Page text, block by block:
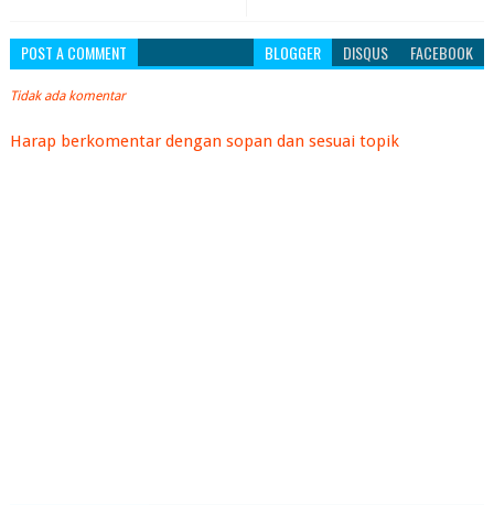
POST A COMMENT BLOGGER DISQUS FACEBOOK
Tidak ada komentar
Harap berkomentar dengan sopan dan sesuai topik